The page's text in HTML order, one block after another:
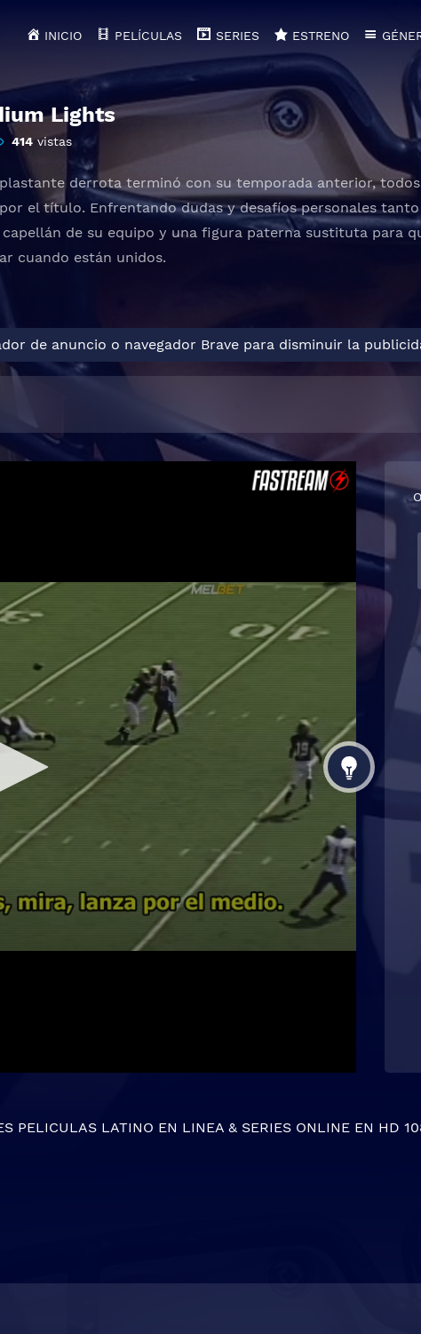
INICIO PELÍCULAS SERIES ESTRENO
Lights
414vistas
derrota terminó con su temporada anterior,
el título. Enfrentando dudas y desafíos personales
capellán de su equipo y una figura paterna sustituta para
cuando están unidos.
de anuncio o navegador Brave para disminuir la
PELICULAS LATINO EN LINEA& SERIES ONLINEEN HD